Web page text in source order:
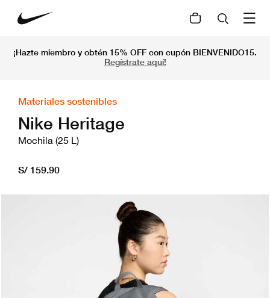
¡Hazte miembro y obtén 15% OFF con cupón BIENVENIDO15.
Regístrate aquí!
Materiales sostenibles
Nike Heritage
Mochila (25 L)
S/ 159.90